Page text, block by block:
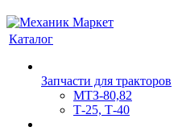
Каталог
Запчасти для тракторов
МТЗ-80,82
Т-25, Т-40